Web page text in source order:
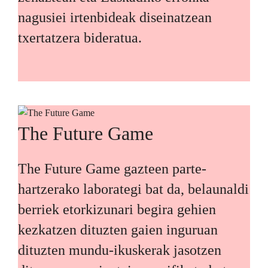
nagusiei irtenbideak diseinatzean
txertatzera bideratua.
The Future Game
The Future Game gazteen parte-
hartzerako laborategi bat da, belaunaldi
berriek etorkizunari begira gehien
kezkatzen dituzten gaien inguruan
dituzten mundu-ikuskerak jasotzen